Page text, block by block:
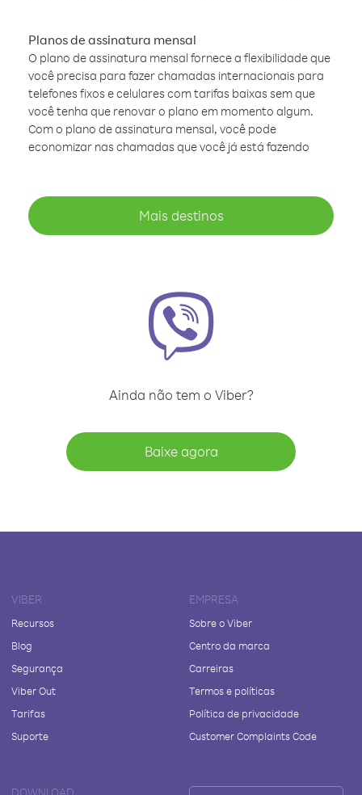
Planos de assinatura mensal
O plano de assinatura mensal fornece a flexibilidade que
você precisa para fazer chamadas internacionais para
telefones fixos e celulares com tarifas baixas sem que
você tenha que renovar o plano em momento algum.
Com o plano de assinatura mensal, você pode
economizar nas chamadas que você já está fazendo
Mais destinos
Ainda não tem o Viber?
Baixe agora
VIBER
Recursos
Blog
Segurança
Viber Out
Tarifas
Suporte
EMPRESA
Sobre o Viber
Centro da marca
Carreiras
Termos e políticas
Política de privacidade
Customer Complaints Code
DOWNLOAD